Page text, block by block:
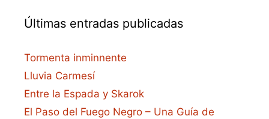
Últimas entradas publicadas
Tormenta inminnente
Lluvia Carmesí
Entre la Espada y Skarok
El Paso del Fuego Negro – Una Guía de